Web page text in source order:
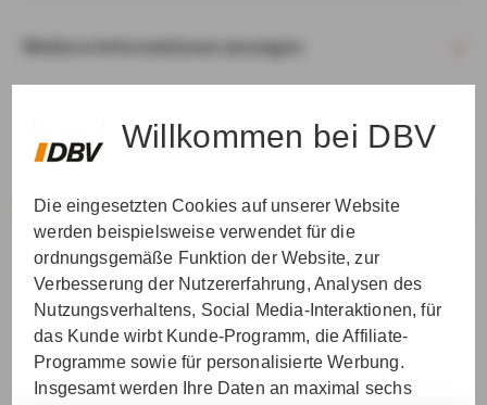
Willkommen bei DBV
Die eingesetzten Cookies auf unserer Website
werden beispielsweise verwendet für die
ordnungsgemäße Funktion der Website, zur
Verbesserung der Nutzererfahrung, Analysen des
Nutzungsverhaltens, Social Media-Interaktionen, für
das Kunde wirbt Kunde-Programm, die Affiliate-
Programme sowie für personalisierte Werbung.
Insgesamt werden Ihre Daten an maximal sechs
Weitere Informationen anzeigen
VER­STAN­DEN & WEI­TER